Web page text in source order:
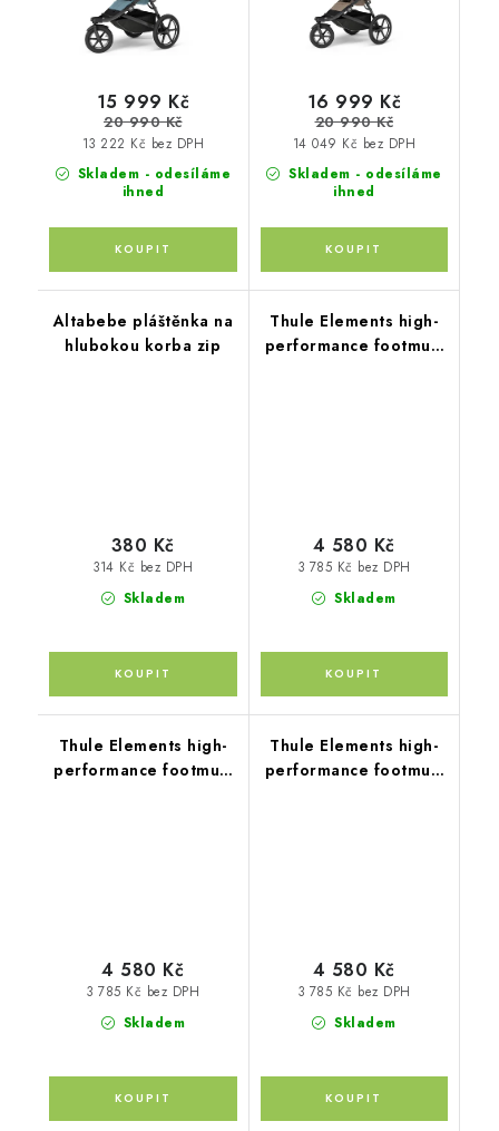
Skladem - odesíláme
ihned
13 222 Kč bez DPH
15 999 Kč
20 990 Kč
Skladem - odesíláme
ihned
14 049 Kč bez DPH
16 999 Kč
20 990 Kč
Altabebe pláštěnka na
hlubokou korba zip
Skladem
314 Kč bez DPH
380 Kč
Thule Elements high-
performance footmuff
Skladem
3 785 Kč bez DPH
4 580 Kč
Thule Elements high-
performance footmuff
Skladem
3 785 Kč bez DPH
4 580 Kč
Thule Elements high-
performance footmuff
Skladem
3 785 Kč bez DPH
4 580 Kč